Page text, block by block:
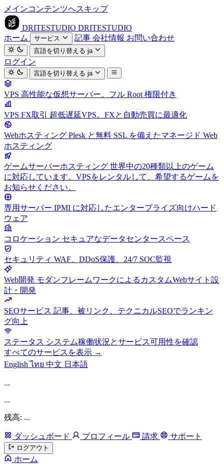
メインコンテンツへスキップ
DRITESTUDIO DRITESTUDIO
ホーム
サービス 記事 会社情報 お問い合わせ
言語を切り替える ja
ログイン
言語を切り替える ja
VPS 高性能な仮想サーバー。フル Root 権限付き
VPS FX取引 超低遅延VPS。FXと自動売買に最適化
Webホスティング Plesk と無料 SSL を備えたマネージド Web
ホスティング
ゲームサーバーホスティング 世界中の20種類以上のゲーム
に対応しています。VPSをレンタルして、希望するゲームを
お知らせください。
専用サーバー IPMI に対応したエンタープライズ向けハード
ウェア
コロケーション セキュアなデータセンタースペース
セキュリティ WAF、DDoS保護、24/7 SOC監視
Web開発 モダンフレームワークによるカスタムWebサイト設
計・開発
SEOサービス 記事、被リンク、テクニカルSEOでランキン
グ向上
ステータス システム稼働状況とサービス可用性を確認
すべてのサービスを表示 →
Englishไทย 中文 日本語
...
...
残高: ...
ダッシュボード プロフィール 請求 サポート
ログアウト
ホーム